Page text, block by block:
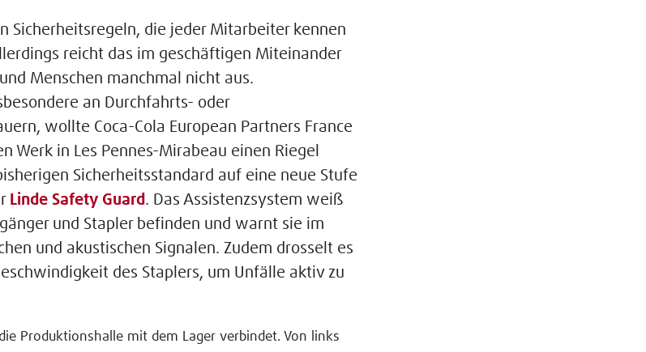
Sicherheitsregeln, die jeder Mitarbeiter kennen
reicht das im geschäftigen Miteinander
Menschen manchmal nicht aus.
an Durchfahrts- oder
wollte Coca-Cola European Partners France
Werk in Les Pennes-Mirabeau einen Riegel
Sicherheitsstandard auf eine neue Stufe
Linde Safety Guard . Das Assistenzsystem weiß
und Stapler befinden und warnt sie im
und akustischen Signalen. Zudem drosselt es
des Staplers, um Unfälle aktiv zu
Produktionshalle mit dem Lager verbindet. Von links